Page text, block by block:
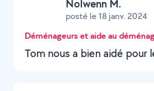
Nolwenn M.
posté le 18 janv. 2024
Déménageurs et aide au
Tom nous a bien aidé